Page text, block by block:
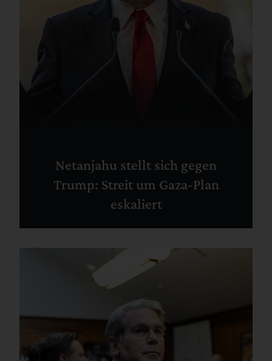
Netanjahu stellt sich gegen
Trump: Streit um Gaza-Plan
eskaliert